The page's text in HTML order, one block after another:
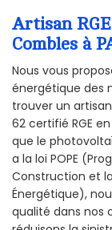
Artisan
Combles à
Nous vous
énergétique des
trouver un
62 certifié RGE
que le
a la loi POPE
Construction et la
Énergétique),
qualité dans nos